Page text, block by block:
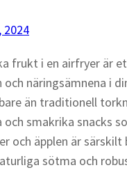
2024
frukt i en airfryer är
och näringsämnena i
än traditionell
och smakrika snacks
och äpplen är
sötma och